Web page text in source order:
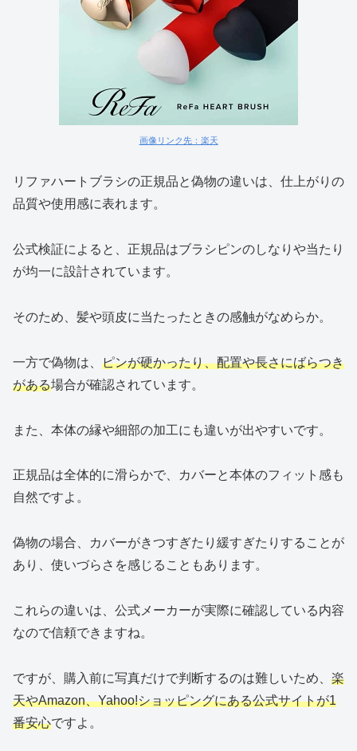
画像リンク先：楽天
リファハートブラシの正規品と偽物の違いは、仕上がりの
品質や使用感に表れます。
公式検証によると、正規品はブラシピンのしなりや当たり
が均一に設計されています。
そのため、髪や頭皮に当たったときの感触がなめらか。
一方で偽物は、 ピンが硬かったり、配置や長さにばらつき
がある場合が確認されています。
また、本体の縁や細部の加工にも違いが出やすいです。
正規品は全体的に滑らかで、カバーと本体のフィット感も
自然ですよ。
偽物の場合、カバーがきつすぎたり緩すぎたりすることが
あり、使いづらさを感じることもあります。
これらの違いは、公式メーカーが実際に確認している内容
なので信頼できますね。
ですが、購入前に写真だけで判断するのは難しいため、 楽
天やAmazon、Yahoo!ショッピングにある公式サイトが1
番安心ですよ。